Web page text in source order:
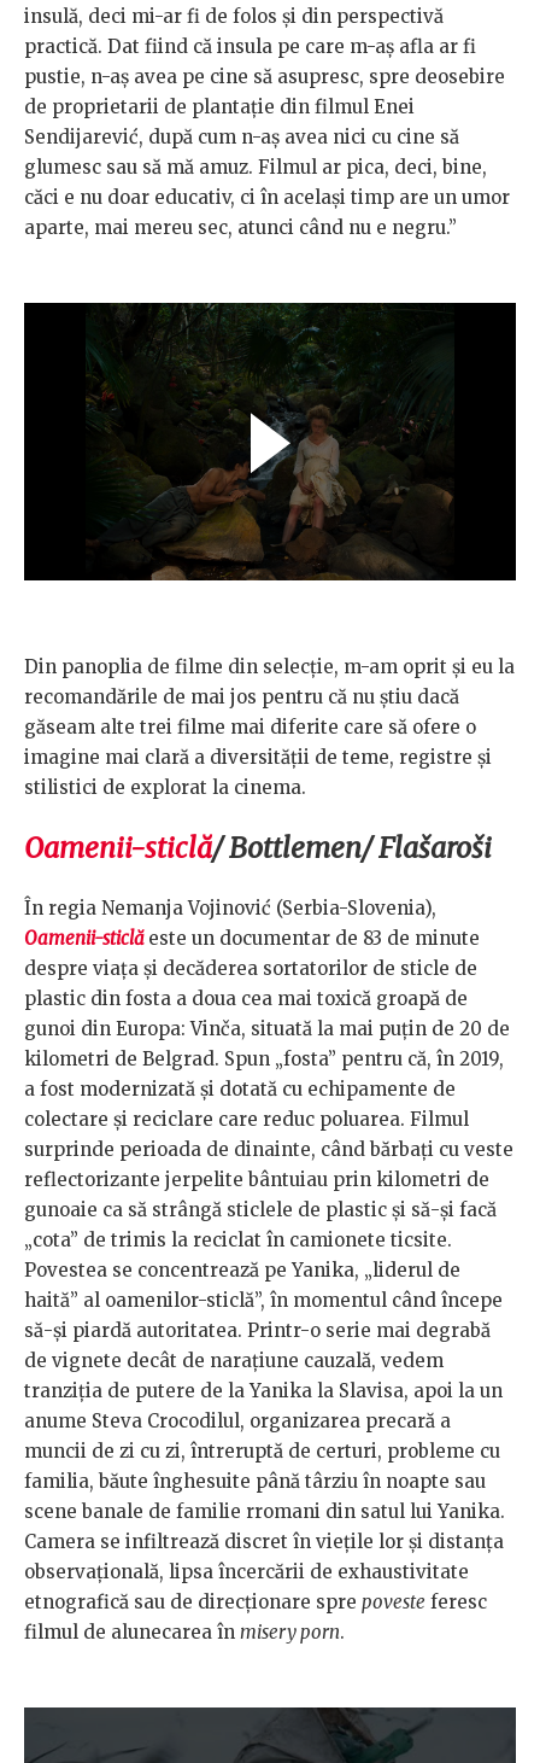
insulă, deci mi-ar fi de folos și din perspectivă
practică. Dat fiind că insula pe care m-aș afla ar fi
pustie, n-aș avea pe cine să asupresc, spre deosebire
de proprietarii de plantație din filmul Enei
Sendijarević, după cum n-aș avea nici cu cine să
glumesc sau să mă amuz. Filmul ar pica, deci, bine,
căci e nu doar educativ, ci în același timp are un umor
aparte, mai mereu sec, atunci când nu e negru.”
Din panoplia de filme din selecție, m-am oprit și eu la
recomandările de mai jos pentru că nu știu dacă
găseam alte trei filme mai diferite care să ofere o
imagine mai clară a diversității de teme, registre și
stilistici de explorat la cinema.
Oamenii-sticlă/ Bottlemen/ Flašaroši
În regia Nemanja Vojinović (Serbia-Slovenia),
Oamenii-sticlă este un documentar de 83 de minute
despre viața și decăderea sortatorilor de sticle de
plastic din fosta a doua cea mai toxică groapă de
gunoi din Europa: Vinča, situată la mai puțin de 20 de
kilometri de Belgrad. Spun „fosta” pentru că, în 2019,
a fost modernizată și dotată cu echipamente de
colectare și reciclare care reduc poluarea. Filmul
surprinde perioada de dinainte, când bărbați cu veste
reflectorizante jerpelite bântuiau prin kilometri de
gunoaie ca să strângă sticlele de plastic și să-și facă
„cota” de trimis la reciclat în camionete ticsite.
Povestea se concentrează pe Yanika, „liderul de
haită” al oamenilor-sticlă”, în momentul când începe
să-și piardă autoritatea. Printr-o serie mai degrabă
de vignete decât de narațiune cauzală, vedem
tranziția de putere de la Yanika la Slavisa, apoi la un
anume Steva Crocodilul, organizarea precară a
muncii de zi cu zi, întreruptă de certuri, probleme cu
familia, băute înghesuite până târziu în noapte sau
scene banale de familie rromani din satul lui Yanika.
Camera se infiltrează discret în viețile lor și distanța
observațională, lipsa încercării de exhaustivitate
etnografică sau de direcționare spre poveste feresc
filmul de alunecarea în misery porn.